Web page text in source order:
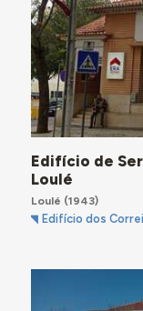
Edifício de
Loulé
Loulé (1943)
Edifício dos